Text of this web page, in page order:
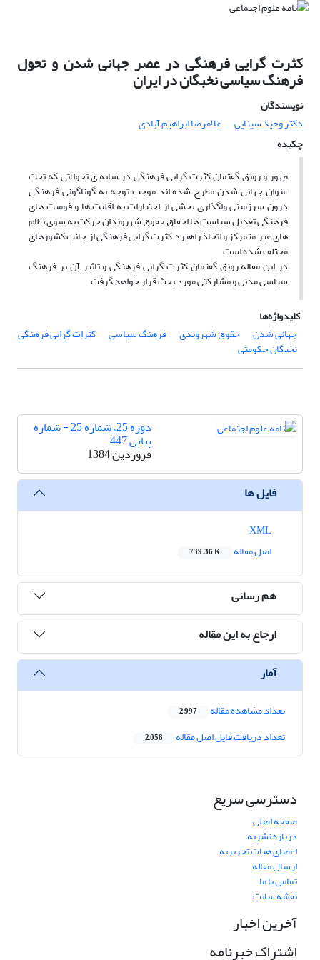
کثرت گرایی فرهنگی در عصر جهانی شدن و تحول
فرهنگ سیاسی نخبگان در ایران
نویسندگان
دکتر وحید سینایی
غلامرضا ابراهیم آبادی
چکیده
ظهور و رونق گفتمان کثرت گرایی فرهنگی در سایه ی تحولاتی که تحت
عنوان جهانی شدن مطرح شده اند موجب توجه به گوناگونی فرهنگی
درون سرزمینی واگذاری بخشی از اختیارات به اقلیت ها و قومیت های
فرهنگی تعدیل سیاست ها احقاق حقوق شهروندان حرکت به سوی نظام
های غیر متمرکز و اتخاذ راهبرد کثرت گرایی فرهنگی از جانب کشورهای
مختلف شده است
در این مقاله رونق گفتمان کثرت گرایی فرهنگی و تاثیر آن بر فرهنگ
سیاسی مدنی و مشارکتی مورد بحث قرار خواهد گرفت
کلیدواژه‌ها
جهانی شدن
حقوق شهروندی فرهنگ سیاسی کثرات گرایی فرهنگی
نخبگان حکومتی
دوره 25، شماره 25 - شماره
پیاپی 447
فروردین 1384
فایل ها
اصل مقاله
739.36 K
هم رسانی
ارجاع به این مقاله
آمار
تعداد مشاهده مقاله 2,997
تعداد دریافت فایل اصل مقاله 2,058
دسترسی سریع
صفحه اصلی
درباره نشریه
اعضای هیات تحریریه
ارسال مقاله
تماس با ما
نقشه سایت
آخرین اخبار
اشتراک خبرنامه